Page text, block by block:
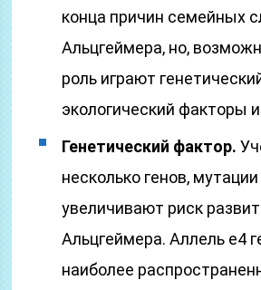
конца причин семейных
Альцгеймера, но,
роль играют
экологический факторы
Генетический фактор.
несколько генов,
увеличивают риск
Альцгеймера. Аллель e4
наиболее